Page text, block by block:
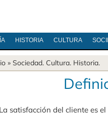
HISTORIA CULTURA
» Sociedad. Cultura. Historia.
satisfacción del cliente es